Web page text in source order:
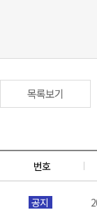
목록보기
번호
공지